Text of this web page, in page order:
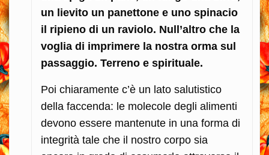
un lievito un panettone e uno spinacio
il ripieno di un raviolo. Null’altro che la
voglia di imprimere la nostra orma sul
passaggio. Terreno e spirituale.
Poi chiaramente c’è un lato salutistico
della faccenda: le molecole degli alimenti
devono essere mantenute in una forma di
integrità tale che il nostro corpo sia